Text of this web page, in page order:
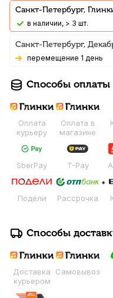
Санкт-Петербург,
В наличии, > 3 шт.
Санкт-Петербург,
Перемещение 1 день
Способы оплаты
Оплата
курьеру
Оплата в
магазине
SberPay T-Pay
Подели Рассрочка
Способы
Доставка
курьером
Самовывоз